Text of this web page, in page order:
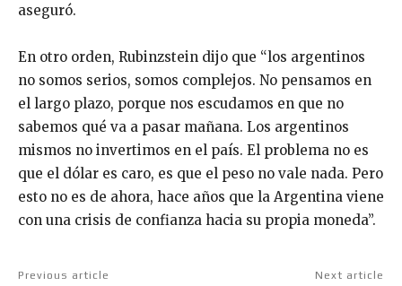
aseguró.
En otro orden, Rubinzstein dijo que “los argentinos
no somos serios, somos complejos. No pensamos en
el largo plazo, porque nos escudamos en que no
sabemos qué va a pasar mañana. Los argentinos
mismos no invertimos en el país. El problema no es
que el dólar es caro, es que el peso no vale nada. Pero
esto no es de ahora, hace años que la Argentina viene
con una crisis de confianza hacia su propia moneda”.
Previous article Next article